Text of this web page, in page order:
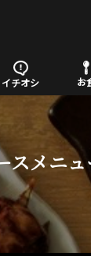
イチオシ お
スメニ